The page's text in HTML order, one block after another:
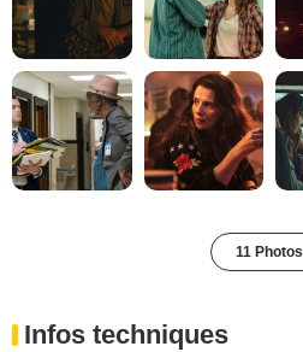
11 Photos
Infos techniques